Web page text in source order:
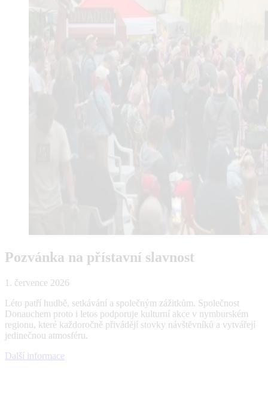
Pozvánka na přístavní slavnost
1. července 2026
Léto patří hudbě, setkávání a společným zážitkům. Společnost
Donauchem proto i letos podporuje kulturní akce v nymburském
regionu, které každoročně přivádějí stovky návštěvníků a vytvářejí
jedinečnou atmosféru.
Další informace